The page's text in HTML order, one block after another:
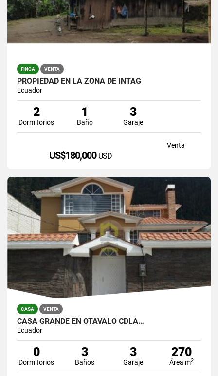
FINCA VENTA
PROPIEDAD EN LA ZONA DE INTAG
Ecuador
2
Dormitorios
1
Baño
3
Garaje
Venta
US$180,000 USD
CASA VENTA
CASA GRANDE EN OTAVALO CDLA…
Ecuador
0
Dormitorios
3
Baños
3
Garaje
270
Área m2